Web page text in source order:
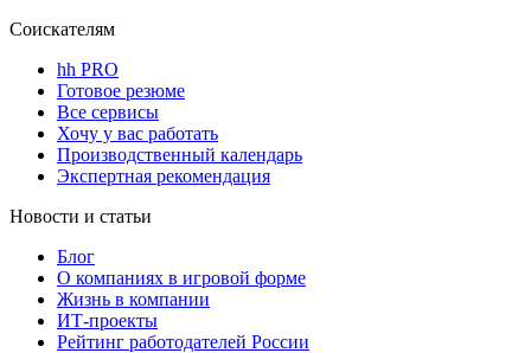
Соискателям
hh PRO
Готовое резюме
Все сервисы
Хочу у вас работать
Производственный календарь
Экспертная рекомендация
Новости и статьи
Блог
О компаниях в игровой форме
Жизнь в компании
ИТ-проекты
Рейтинг работодателей России